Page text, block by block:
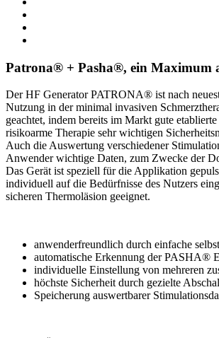
Patrona® + Pasha®, ein Maximum
Der HF Generator PATRONA® ist nach
Nutzung in der minimal invasiven
geachtet, indem bereits im Markt gute
risikoarme Therapie sehr wichtigen
Auch die Auswertung verschiedener
Anwender wichtige Daten, zum Zwecke der
Das Gerät ist speziell für die Applikation
individuell auf die Bedürfnisse des Nutzers
sicheren Thermoläsion geeignet.
anwenderfreundlich durch einfache
automatische Erkennung der PASHA®
individuelle Einstellung von mehreren
höchste Sicherheit durch gezielte
Speicherung auswertbarer